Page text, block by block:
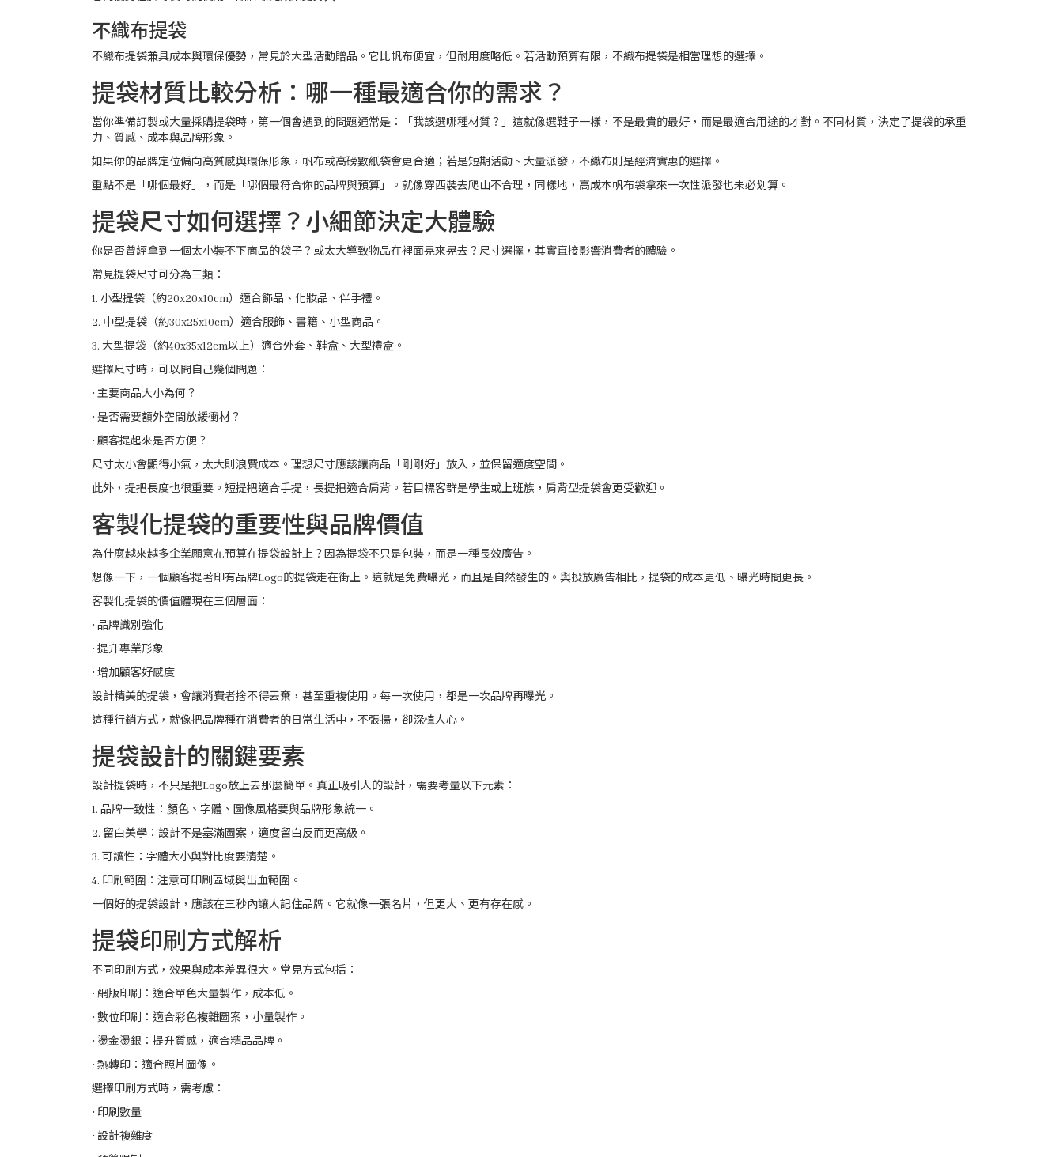
不織布提袋
不織布提袋兼具成本與環保優勢，常見於大型活動贈品。它比帆布便宜，但耐用度略低。若活動預算有限，不織布提袋是相當理想的選擇。
提袋材質比較分析：哪一種最適合你的需求？
當你準備訂製或大量採購提袋時，第一個會遇到的問題通常是：「我該選哪種材質？」這就像選鞋子一樣，不是最貴的最好，而是最適合用途的才對。不同材質，決定了提袋的承重
力、質感、成本與品牌形象。
如果你的品牌定位偏向高質感與環保形象，帆布或高磅數紙袋會更合適；若是短期活動、大量派發，不織布則是經濟實惠的選擇。
重點不是「哪個最好」，而是「哪個最符合你的品牌與預算」。就像穿西裝去爬山不合理，同樣地，高成本帆布袋拿來一次性派發也未必划算。
提袋尺寸如何選擇？小細節決定大體驗
你是否曾經拿到一個太小裝不下商品的袋子？或太大導致物品在裡面晃來晃去？尺寸選擇，其實直接影響消費者的體驗。
常見提袋尺寸可分為三類：
1. 小型提袋（約20x20x10cm）適合飾品、化妝品、伴手禮。
2. 中型提袋（約30x25x10cm）適合服飾、書籍、小型商品。
3. 大型提袋（約40x35x12cm以上）適合外套、鞋盒、大型禮盒。
選擇尺寸時，可以問自己幾個問題：
• 主要商品大小為何？
• 是否需要額外空間放緩衝材？
• 顧客提起來是否方便？
尺寸太小會顯得小氣，太大則浪費成本。理想尺寸應該讓商品「剛剛好」放入，並保留適度空間。
此外，提把長度也很重要。短提把適合手提，長提把適合肩背。若目標客群是學生或上班族，肩背型提袋會更受歡迎。
客製化提袋的重要性與品牌價值
為什麼越來越多企業願意花預算在提袋設計上？因為提袋不只是包裝，而是一種長效廣告。
想像一下，一個顧客提著印有品牌Logo的提袋走在街上。這就是免費曝光，而且是自然發生的。與投放廣告相比，提袋的成本更低、曝光時間更長。
客製化提袋的價值體現在三個層面：
• 品牌識別強化
• 提升專業形象
• 增加顧客好感度
設計精美的提袋，會讓消費者捨不得丟棄，甚至重複使用。每一次使用，都是一次品牌再曝光。
這種行銷方式，就像把品牌種在消費者的日常生活中，不張揚，卻深植人心。
提袋設計的關鍵要素
設計提袋時，不只是把Logo放上去那麼簡單。真正吸引人的設計，需要考量以下元素：
1. 品牌一致性：顏色、字體、圖像風格要與品牌形象統一。
2. 留白美學：設計不是塞滿圖案，適度留白反而更高級。
3. 可讀性：字體大小與對比度要清楚。
4. 印刷範圍：注意可印刷區域與出血範圍。
一個好的提袋設計，應該在三秒內讓人記住品牌。它就像一張名片，但更大、更有存在感。
提袋印刷方式解析
不同印刷方式，效果與成本差異很大。常見方式包括：
• 網版印刷：適合單色大量製作，成本低。
• 數位印刷：適合彩色複雜圖案，小量製作。
• 燙金燙銀：提升質感，適合精品品牌。
• 熱轉印：適合照片圖像。
選擇印刷方式時，需考慮：
• 印刷數量
• 設計複雜度